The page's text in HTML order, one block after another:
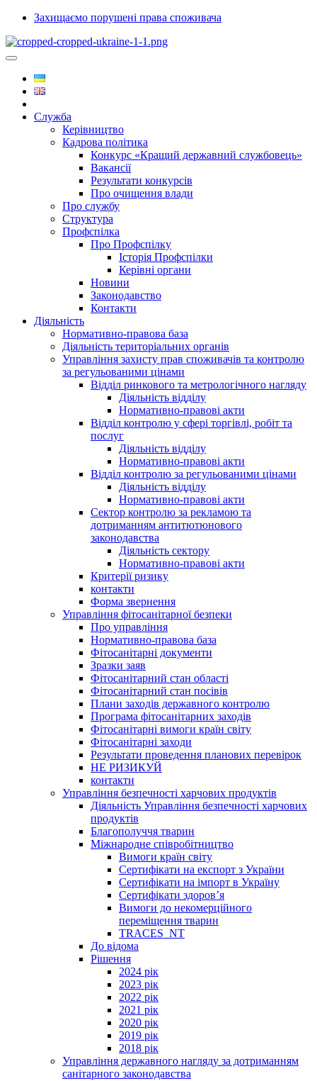
Захищаємо порушені права споживача
Служба
Керівництво
Кадрова політика
Конкурс «Кращий державний службовець»
Вакансії
Результати конкурсів
Про очищення влади
Про службу
Структура
Профспілка
Про Профспілку
Історія Профспілки
Керівні органи
Новини
Законодавство
Контакти
Діяльність
Нормативно-правова база
Діяльність територіальних органів
Управління захисту прав споживачів та контролю
за регульованими цінами
Відділ ринкового та метрологічного нагляду
Діяльність відділу
Нормативно-правові акти
Відділ контролю у сфері торгівлі, робіт та
послуг
Діяльність відділу
Нормативно-правові акти
Відділ контролю за регульованими цінами
Діяльність відділу
Нормативно-правові акти
Сектор контролю за рекламою та
дотриманням антитютюнового
законодавства
Діяльність сектору
Нормативно-правові акти
Критерії ризику
контакти
Форма звернення
Управління фітосанітарної безпеки
Про управління
Нормативно-правова база
Фітосанітарні документи
Зразки заяв
Фітосанітарний стан області
Фітосанітарний стан посівів
Плани заходів державного контролю
Програма фітосанітарних заходів
Фітосанітарні вимоги країн світу
Фітосанітарні заходи
Результати проведення планових перевірок
НЕ РИЗИКУЙ
контакти
Управління безпечності харчових продуктів
Діяльність Управління безпечності харчових
продуктів
Благополуччя тварин
Міжнародне співробітництво
Вимоги країн світу
Сертифікати на експорт з України
Сертифікати на імпорт в Україну
Сертифікати здоров’я
Вимоги до некомерційного
переміщення тварин
TRACES_NT
До відома
Рішення
2024 рік
2023 рік
2022 рік
2021 рік
2020 рік
2019 рік
2018 рік
Управління державного нагляду за дотриманням
санітарного законодавства